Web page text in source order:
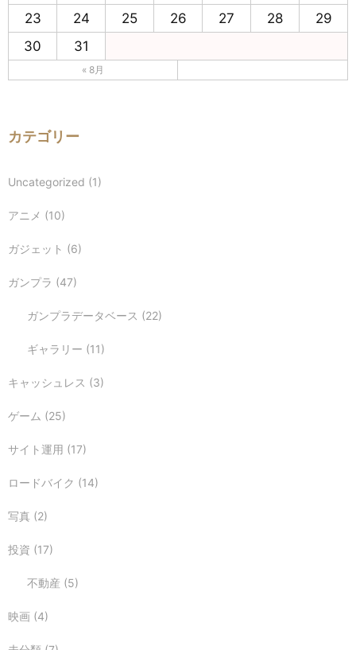
23
24 25 26 27 28
29
30
31
« 8月
カテゴリー
Uncategorized (1)
アニメ (10)
ガジェット (6)
ガンプラ (47)
ガンプラデータベース (22)
ギャラリー (11)
キャッシュレス (3)
ゲーム (25)
サイト運用 (17)
ロードバイク (14)
写真 (2)
投資 (17)
不動産 (5)
映画 (4)